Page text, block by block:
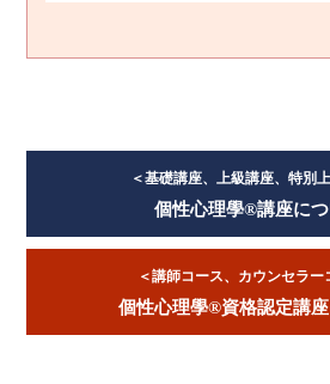
＜基礎講座、上級講座、特別
個性心理學®講座に
＜講師コース、カウンセラー
個性心理學®資格認定講